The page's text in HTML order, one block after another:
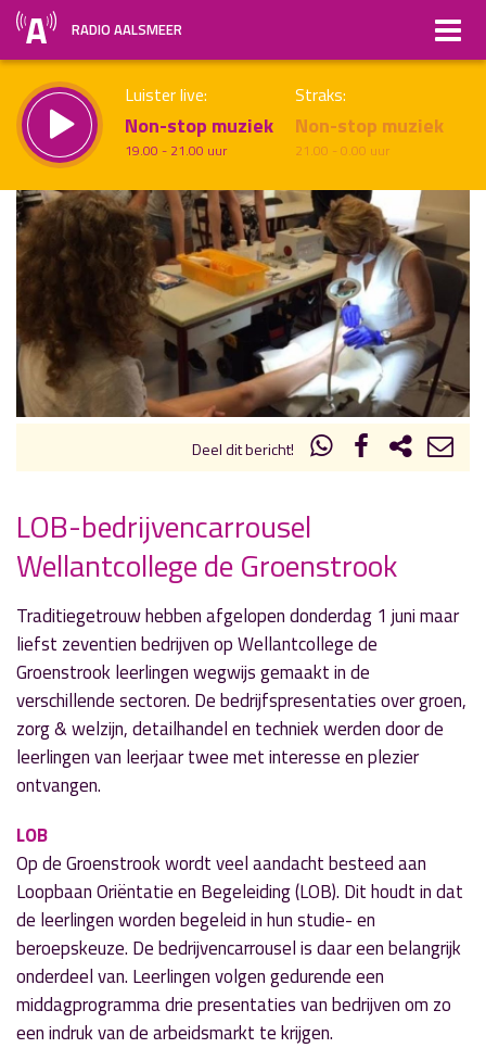
RADIO AALSMEER
Luister live:
Non-stop muziek
19.00 - 21.00 uur
Straks:
Non-stop muziek
21.00 - 0.00 uur
Vorig uur uur 1 van x Volgend uur
Deel dit bericht!
« Vorig nieuwsbericht
Opening kinderzwerfboekstation en
buurtboekenkast
2 juni 2017
» Volgend nieuwsbericht
OM eist werkstraf tegen raadslid Bram H.
2 juni 2017
LOB-bedrijvencarrousel
Wellantcollege de Groenstrook
Traditiegetrouw hebben afgelopen donderdag 1 juni maar
liefst zeventien bedrijven op Wellantcollege de
Groenstrook leerlingen wegwijs gemaakt in de
verschillende sectoren. De bedrijfspresentaties over groen,
zorg & welzijn, detailhandel en techniek werden door de
leerlingen van leerjaar twee met interesse en plezier
ontvangen.
LOB
Op de Groenstrook wordt veel aandacht besteed aan
Loopbaan Oriëntatie en Begeleiding (LOB). Dit houdt in dat
de leerlingen worden begeleid in hun studie- en
beroepskeuze. De bedrijvencarrousel is daar een belangrijk
onderdeel van. Leerlingen volgen gedurende een
middagprogramma drie presentaties van bedrijven om zo
een indruk van de arbeidsmarkt te krijgen.